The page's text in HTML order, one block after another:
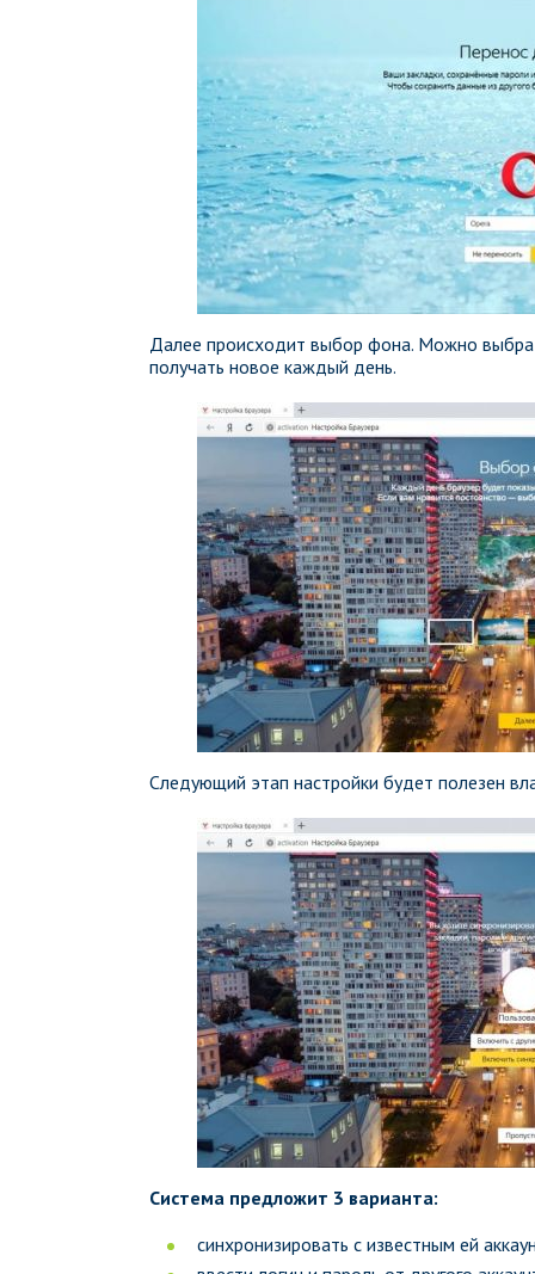
Далее происходит выбор фона. Можно
получать новое каждый день.
Следующий этап настройки будет полезен
Система предложит 3 варианта:
синхронизировать с известным ей